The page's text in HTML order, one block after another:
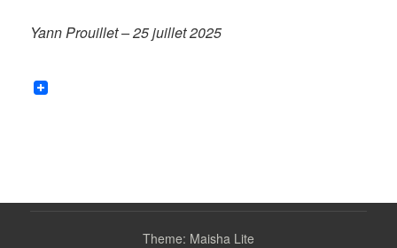
Yann Prouillet – 25 juillet 2025
Theme: Maisha Lite